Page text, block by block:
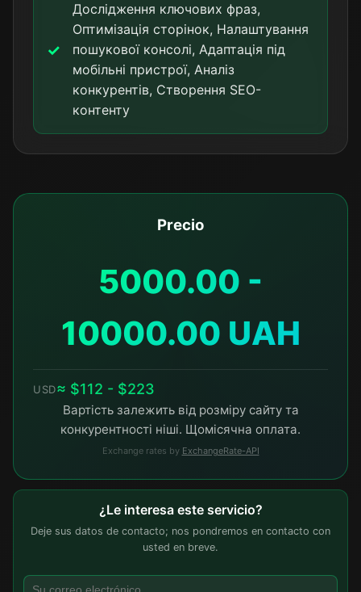
Дослідження ключових фраз,
Оптимізація сторінок, Налаштування
пошукової консолі, Адаптація під
мобільні пристрої, Аналіз
конкурентів, Створення SEO-
контенту
Precio
5000.00 -
10000.00 UAH
USD≈ $112 - $223
Вартість залежить від розміру сайту та
конкурентності ніші. Щомісячна оплата.
Exchange rates by ExchangeRate-API
¿Le interesa este servicio?
Deje sus datos de contacto; nos pondremos en contacto con
usted en breve.